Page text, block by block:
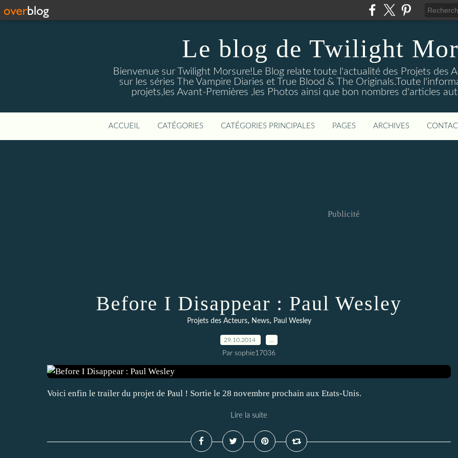
Le blog de Twilight
Bienvenue sur Twilight Morsure!Le Blog relate toute l'actualité des Projets des
sur les séries The Vampire Diaries et True Blood & The Originals.Toute
projets,les Avant-Premières ,les Photos ainsi que bon nombres d'articles
ACCUEIL CATÉGORIES CATÉGORIES PRINCIPALES PAGES ARCHIVES
Publicité
Before I Disappear : Paul Wesley
Projets des Acteurs, News, Paul Wesley
29.10.2014
Par sophie17036
Voici enfin le trailer du projet de Paul ! Sortie le 28 novembre prochain aux Etats-Unis.
Lire la suite